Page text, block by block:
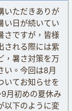
いただきありが
い日が続いてい
さですが，皆様
される際には紫
，暑さ対策を万
い。今回は8月
いてお知らせを
月初めの夏休み
以下のように変